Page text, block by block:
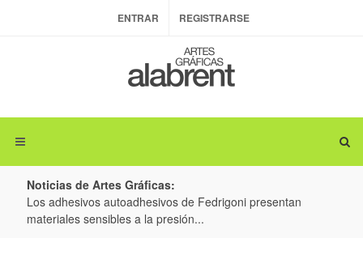
ENTRAR REGISTRARSE
Noticias de Artes Gráficas:
Los adhesivos autoadhesivos de Fedrigoni presentan
materiales sensibles a la presión...